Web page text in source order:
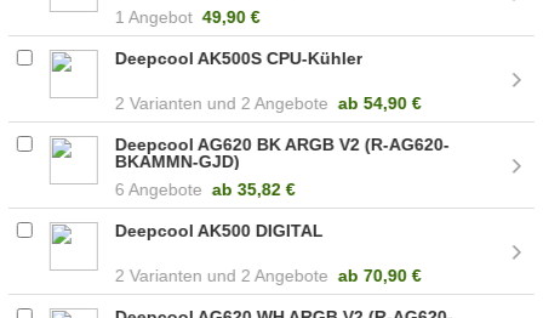
1 Angebot 49,90 €
Deepcool AK500S CPU-Kühler
2 2 Angebote ab 54,90 €
Deepcool AG620 BK ARGB V2 (R-AG620-
BKAMMN-GJD)
6 Angebote ab 35,82 €
Deepcool AK500 DIGITAL
2 2 Angebote ab 70,90 €